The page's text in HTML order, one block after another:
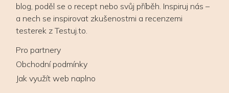
blog, poděl se o recept nebo svůj příběh. Inspiruj nás –
a nech se inspirovat zkušenostmi a recenzemi
testerek z Testuj.to.
Pro partnery
Obchodní podmínky
Jak využít web naplno